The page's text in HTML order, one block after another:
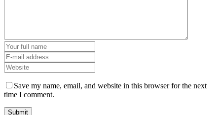
Save my name, email, and website in this browser for the next
time I comment.